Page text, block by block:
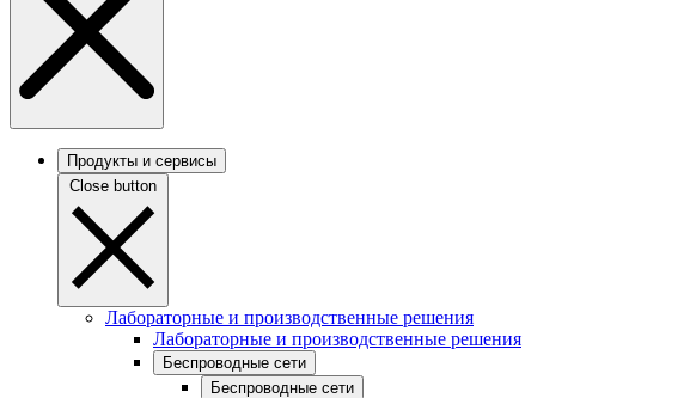
Продукты и сервисы
Close button
Лабораторные и производственные решения
Лабораторные и производственные решения
Беспроводные сети
Беспроводные сети